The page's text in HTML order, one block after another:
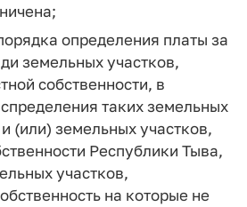
определения платы за
земельных участков,
собственности, в
таких земельных
(или) земельных участков,
Республики Тыва,
участков,
на которые не